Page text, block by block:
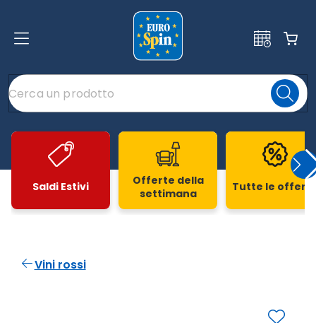
Saldi Estivi
Offerte della
settimana
Tutte le
Vini rossi